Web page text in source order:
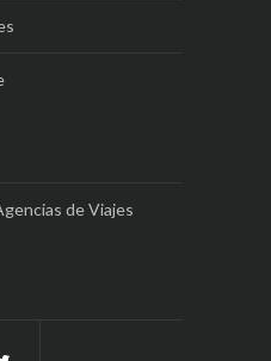
de Viajes